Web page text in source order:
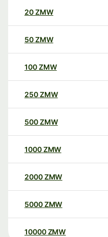
20ZMW
50ZMW
100ZMW
250ZMW
500ZMW
1000ZMW
2000ZMW
5000ZMW
10000 ZMW